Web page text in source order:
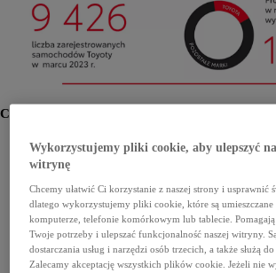
Co piąty nowy samochód osobowy to Toyota
Pierwszy kwartał 2023 roku Toyota zakończyła jako lider
czasie zarejestrowano 26 139 aut osobowych marki (ponad 2 razy
zajmującej drugie miejsce w zestawieniu). Udział Toyoty w rynku
do 21,2% (+3,1 p.p. w porównaniu z analogicznym okresem 2022
W dziesiątce najpopularniejszych samochodów osobowych znalazło
Pojazdy marki zajęły całe podium – na pierwszym miejscu
pozycję zajął Yaris Cross (5210 egz.), a trzecią – Corolla (4998
zajęła piąte miejsce (3216 egz.), Corolla Cross – ósme (2331
Wykorzystujemy pliki cookie, aby ulepszyć
witrynę
Chcemy ułatwić Ci korzystanie z naszej strony i usprawnić
dlatego wykorzystujemy pliki cookie, które są umieszczane
komputerze, telefonie komórkowym lub tablecie.
Twoje potrzeby i ulepszać funkcjonalność naszej witryny.
dostarczania usług i narzędzi osób trzecich, a także służą
Zalecamy akceptację wszystkich plików cookie. Jeżeli nie